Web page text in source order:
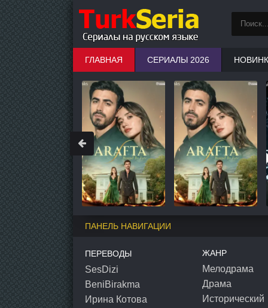
ПАНЕЛЬ НАВИГАЦИИ
ПЕРЕВОДЫ
SesDizi
BeniBirakma
Ирина Котова
ЖАНР
Мелодрама
Драма
Исторический
ГЛАВНАЯ СЕРИАЛЫ 2026